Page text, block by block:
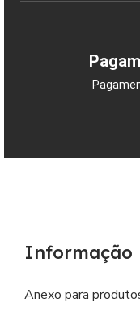
Informação
Anexo para